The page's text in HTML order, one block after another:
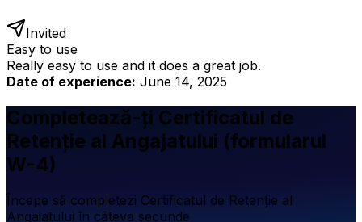
Invited
Easy to use
Really easy to use and it does a great job.
Date of experience: June 14, 2025
Completează-ți Certificatul de
Retenție al Angajatului (formularul
W-4)
Începe să completezi Certificatul de Retenție al
Angajatului în câteva secunde